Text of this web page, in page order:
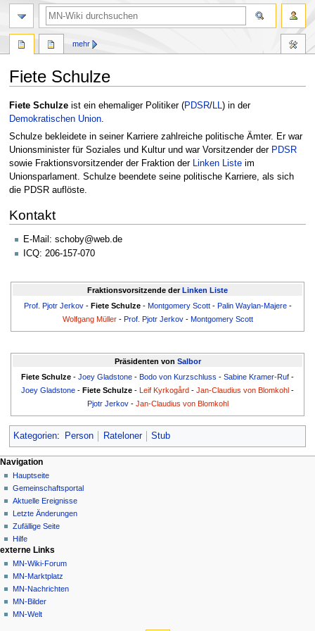
Fiete Schulze
Zur
Navigation
springen
Zur
Suche
springen
Fiete Schulzeist ein ehemaliger Politiker (PDSR/LL ) in der
Demokratischen Union.
Schulze bekleidete in seiner Karriere zahlreiche politische Ämter. Er war
Unionsminister für Soziales und Kultur und war Vorsitzender der PDSR
sowie Fraktionsvorsitzender der Fraktion der Linken Listeim
Unionsparlament. Schulze beendete seine politische Karriere, als sich
die PDSR auflöste.
Kontakt
E-Mail: schoby@web.de
ICQ: 206-157-070
Fraktionsvorsitzende der Linken Liste
Prof. Pjotr Jerkov- Fiete Schulze- Montgomery Scott- Palin Waylan-Majere-
Wolfgang Müller- Prof. Pjotr Jerkov- Montgomery Scott
Präsidenten von Salbor
Fiete Schulze - Joey Gladstone - Bodo von Kurzschluss - Sabine Kramer-Ruf -
Joey Gladstone - Fiete Schulze - Leif Kyrkogård - Jan-Claudius von Blomkohl -
Pjotr Jerkov- Jan-Claudius von Blomkohl
Kategorien: Person Rateloner Stub
Navigationsmenü
Seitenaktionen
Seite
Diskussion
Lesen
Quelltext
anzeigen
Versionsgeschichte
mehr
Meine Werkzeuge
Nicht
angemeldet
Diskussionsseite
Beiträge
Anmelden
Navigation
Hauptseite
Gemeinschafts­portal
Aktuelle Ereignisse
Letzte Änderungen
Zufällige Seite
Hilfe
Suche
externe Links
MN-Wiki-Forum
MN-Marktplatz
MN-Nachrichten
MN-Bilder
MN-Welt